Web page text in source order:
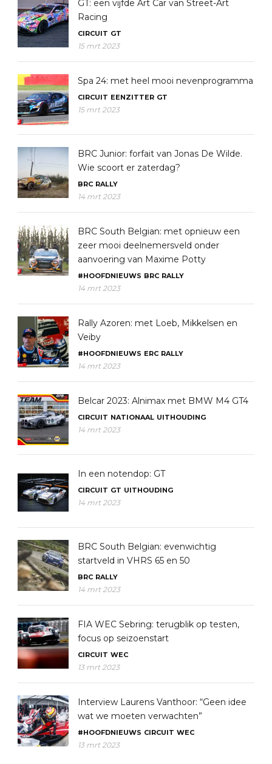
GT: een vijfde Art Car van Street-Art
Racing
CIRCUIT GT
15 mrt 2023
Spa 24: met heel mooi nevenprogramma
CIRCUIT EENZITTER GT
15 mrt 2023
BRC Junior: forfait van Jonas De Wilde.
Wie scoort er zaterdag?
BRC RALLY
14 mrt 2023
BRC South Belgian: met opnieuw een
zeer mooi deelnemersveld onder
aanvoering van Maxime Potty
#HOOFDNIEUWS BRC RALLY
14 mrt 2023
Rally Azoren: met Loeb, Mikkelsen en
Veiby
#HOOFDNIEUWS ERC RALLY
14 mrt 2023
Belcar 2023: Alnimax met BMW M4 GT4
CIRCUIT NATIONAAL UITHOUDING
14 mrt 2023
In een notendop: GT
CIRCUIT GT UITHOUDING
14 mrt 2023
BRC South Belgian: evenwichtig
startveld in VHRS 65 en 50
BRC RALLY
14 mrt 2023
FIA WEC Sebring: terugblik op testen,
focus op seizoenstart
CIRCUIT WEC
13 mrt 2023
Interview Laurens Vanthoor: “Geen idee
wat we moeten verwachten”
#HOOFDNIEUWS CIRCUIT WEC
13 mrt 2023